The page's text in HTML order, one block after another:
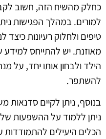
כחלק מהשיח הזה, חשוב
למורים. במהלך הפגישות
טיפים ולחלוק רעיונות
מאוזנת. יש להתייחס
הילד ולבחון אותו יחד, על
להשתפר.
בנוסף, ניתן לקיים סדנאות
ניתן ללמוד על ההשפעות של
הכלים היעילים להתמודדות